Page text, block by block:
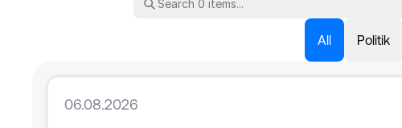
All Politik
06.08.2026